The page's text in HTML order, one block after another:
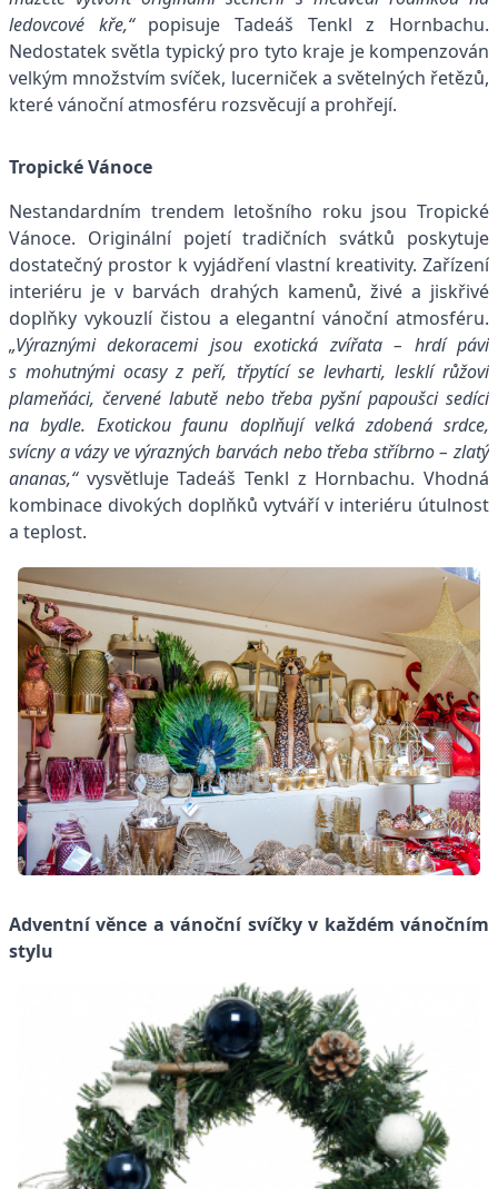
ledovcové kře,“popisuje Tadeáš Tenkl z Hornbachu.
Nedostatek světla typický pro tyto kraje je kompenzován
velkým množstvím svíček, lucerniček a světelných řetězů,
které vánoční atmosféru rozsvěcují a prohřejí.
Tropické Vánoce
Nestandardním trendem letošního roku jsou Tropické
Vánoce. Originální pojetí tradičních svátků poskytuje
dostatečný prostor k vyjádření vlastní kreativity. Zařízení
interiéru je v barvách drahých kamenů, živé a jiskřivé
doplňky vykouzlí čistou a elegantní vánoční atmosféru.
„Výraznými dekoracemi jsou exotická zvířata – hrdí pávi
s mohutnými ocasy z peří, třpytící se levharti, lesklí růžoví
plameňáci, červené labutě nebo třeba pyšní papoušci sedící
na bydle. Exotickou faunu doplňují velká zdobená srdce,
svícny a vázy ve výrazných barvách nebo třeba stříbrno – zlatý
ananas,“vysvětluje Tadeáš Tenkl z Hornbachu. Vhodná
kombinace divokých doplňků vytváří v interiéru útulnost
a teplost.
Adventní věnce a vánoční svíčky v každém vánočním
stylu